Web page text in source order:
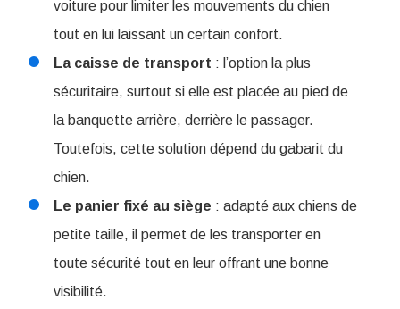
voiture pour limiter les mouvements du chien
tout en lui laissant un certain confort.
La caisse de transport : l’option la plus
sécuritaire, surtout si elle est placée au pied de
la banquette arrière, derrière le passager.
Toutefois, cette solution dépend du gabarit du
chien.
Le panier fixé au siège : adapté aux chiens de
petite taille, il permet de les transporter en
toute sécurité tout en leur offrant une bonne
visibilité.